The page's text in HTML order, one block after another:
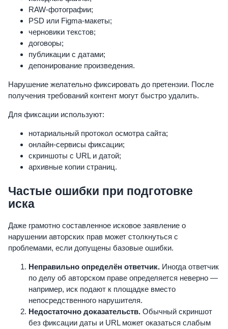
RAW-фотографии;
PSD или Figma-макеты;
черновики текстов;
договоры;
публикации с датами;
депонирование произведения.
Нарушение желательно фиксировать до претензии. После
получения требований контент могут быстро удалить.
Для фиксации используют:
нотариальный протокол осмотра сайта;
онлайн-сервисы фиксации;
скриншоты с URL и датой;
архивные копии страниц.
Частые ошибки при подготовке
иска
Даже грамотно составленное исковое заявление о
нарушении авторских прав может столкнуться с
проблемами, если допущены базовые ошибки.
Неправильно определён ответчик. Иногда ответчик
по делу об авторском праве определяется неверно —
например, иск подают к площадке вместо
непосредственного нарушителя.
Недостаточно доказательств. Обычный скриншот
без фиксации даты и URL может оказаться слабым